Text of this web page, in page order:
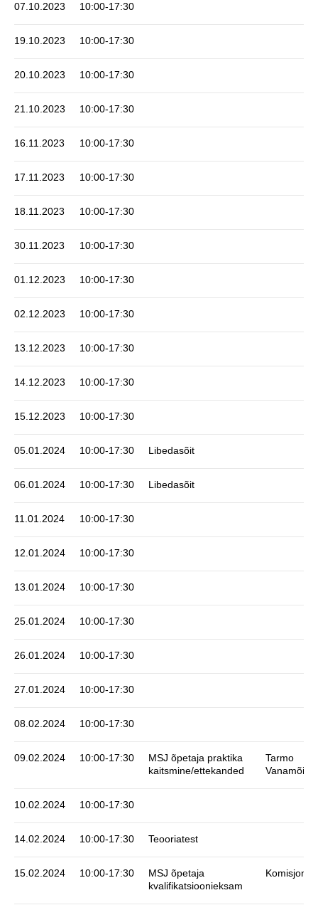
07.10.2023 10:00-17:30
19.10.2023 10:00-17:30
20.10.2023 10:00-17:30
21.10.2023 10:00-17:30
16.11.2023 10:00-17:30
17.11.2023 10:00-17:30
18.11.2023 10:00-17:30
30.11.2023 10:00-17:30
01.12.2023 10:00-17:30
02.12.2023 10:00-17:30
13.12.2023 10:00-17:30
14.12.2023 10:00-17:30
15.12.2023 10:00-17:30
05.01.2024 10:00-17:30 Libedasõit
06.01.2024 10:00-17:30 Libedasõit
11.01.2024 10:00-17:30
12.01.2024 10:00-17:30
13.01.2024 10:00-17:30
25.01.2024 10:00-17:30
26.01.2024 10:00-17:30
27.01.2024 10:00-17:30
08.02.2024 10:00-17:30
09.02.2024 10:00-17:30
MSJ õpetaja praktika
kaitsmine/ettekanded
Tarmo
Vanamõisa
10.02.2024 10:00-17:30
14.02.2024 10:00-17:30 Teooriatest
15.02.2024 10:00-17:30
MSJ õpetaja
kvalifikatsioonieksam
Komisjon